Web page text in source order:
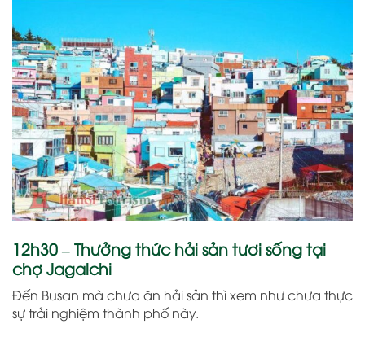
12h30 – Thưởng thức hải sản tươi sống tại
chợ Jagalchi
Đến Busan mà chưa ăn hải sản thì xem như chưa thực
sự trải nghiệm thành phố này.